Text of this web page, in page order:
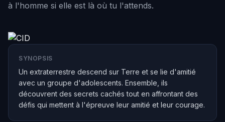
à l'homme si elle est là où tu l'attends.
SYNOPSIS
Un extraterrestre descend sur Terre et se lie d'amitié
avec un groupe d'adolescents. Ensemble, ils
découvrent des secrets cachés tout en affrontant des
défis qui mettent à l'épreuve leur amitié et leur courage.